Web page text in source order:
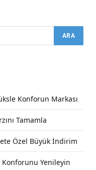
Konforun Markası
Tamamla
Özel Büyük İndirim
Yenileyin